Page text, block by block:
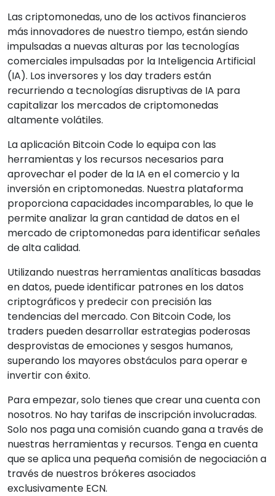
Las criptomonedas, uno de los activos financieros
más innovadores de nuestro tiempo, están siendo
impulsadas a nuevas alturas por las tecnologías
comerciales impulsadas por la Inteligencia Artificial
(IA). Los inversores y los day traders están
recurriendo a tecnologías disruptivas de IA para
capitalizar los mercados de criptomonedas
altamente volátiles.
La aplicación Bitcoin Code lo equipa con las
herramientas y los recursos necesarios para
aprovechar el poder de la IA en el comercio y la
inversión en criptomonedas. Nuestra plataforma
proporciona capacidades incomparables, lo que le
permite analizar la gran cantidad de datos en el
mercado de criptomonedas para identificar señales
de alta calidad.
Utilizando nuestras herramientas analíticas basadas
en datos, puede identificar patrones en los datos
criptográficos y predecir con precisión las
tendencias del mercado. Con Bitcoin Code, los
traders pueden desarrollar estrategias poderosas
desprovistas de emociones y sesgos humanos,
superando los mayores obstáculos para operar e
invertir con éxito.
Para empezar, solo tienes que crear una cuenta con
nosotros. No hay tarifas de inscripción involucradas.
Solo nos paga una comisión cuando gana a través de
nuestras herramientas y recursos. Tenga en cuenta
que se aplica una pequeña comisión de negociación a
través de nuestros brókeres asociados
exclusivamente ECN.